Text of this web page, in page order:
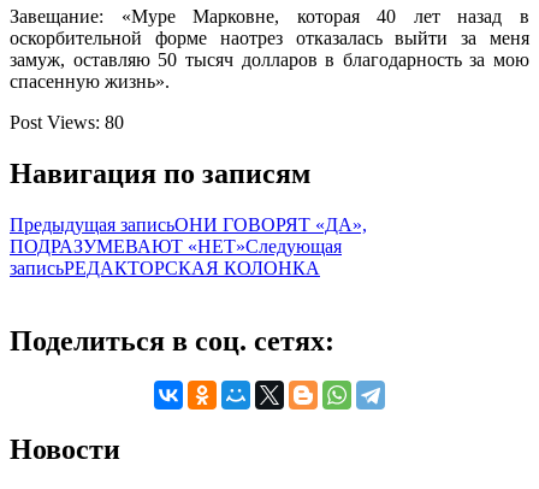
Завещание: «Муре Марковне, которая 40 лет назад в
оскорбительной форме наотрез отказалась выйти за меня
замуж, оставляю 50 тысяч долларов в благодарность за мою
спасенную жизнь».
Post Views: 80
Навигация по записям
Предыдущая записьОНИ ГОВОРЯТ «ДА»,
ПОДРАЗУМЕВАЮТ «НЕТ»Следующая
записьРЕДАКТОРСКАЯ КОЛОНКА
Поделиться в соц. сетях:
Новости